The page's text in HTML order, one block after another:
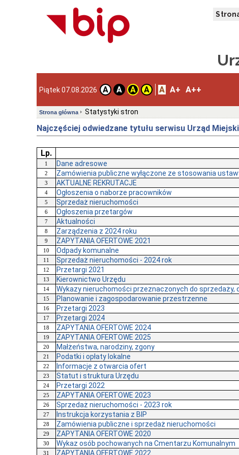
Piątek 07.08.2026 A A A A A A+ A++
Strona główna Statystyki stron
Najczęściej odwiedzane tytułu serwisu Urząd
Lp.
1 Dane adresowe
2
Zamówienia publiczne wyłączone ze stosowania
3
AKTUALNE REKRUTACJE
4
Ogłoszenia o naborze pracowników
5
Sprzedaż nieruchomości
6
Ogłoszenia przetargów
7
Aktualności
8
Zarządzenia z 2024 roku
9
ZAPYTANIA OFERTOWE 2021
10
Odpady komunalne
11
Sprzedaż nieruchomości - 2024 rok
12
Przetargi 2021
13
Kierownictwo Urzędu
14
Wykazy nieruchomości przeznaczonych do
15
Planowanie i zagospodarowanie przestrzenne
16
Przetargi 2023
17
Przetargi 2024
18
ZAPYTANIA OFERTOWE 2024
19
ZAPYTANIA OFERTOWE 2025
20
Małżeństwa, narodziny, zgony
21
Podatki i opłaty lokalne
22
Informacje z otwarcia ofert
23
Statut i struktura Urzędu
24
Przetargi 2022
25
ZAPYTANIA OFERTOWE 2023
26
Sprzedaż nieruchomości - 2023 rok
27
Instrukcja korzystania z BIP
28
Zamówienia publiczne i sprzedaż nieruchomości
29
ZAPYTANIA OFERTOWE 2020
30
Wykaz osób pochowanych na Cmentarzu Komunalnym
31
ZAPYTANIA OFERTOWE 2022